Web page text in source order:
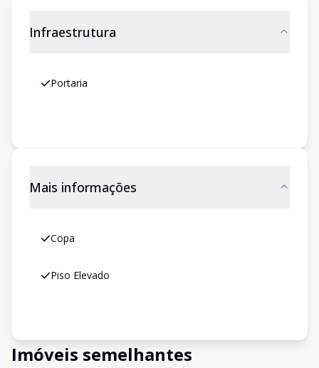
Infraestrutura
Portaria
Mais informações
Copa
Piso Elevado
Imóveis semelhantes